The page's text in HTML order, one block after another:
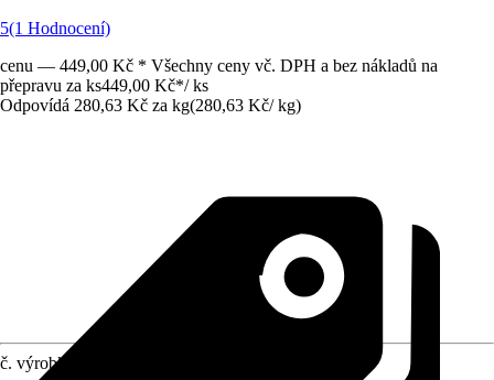
5(1 Hodnocení)
cenu — 449,00 Kč * Všechny ceny vč. DPH a bez nákladů na
přepravu za ks449,00 Kč*/ ks
Odpovídá 280,63 Kč za kg(280,63 Kč/ kg)
č. výrobku